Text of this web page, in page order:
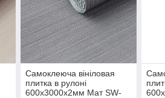
Самоклеюча вініловая
плитка в рулоні
600х3000х2мм Мат SW-